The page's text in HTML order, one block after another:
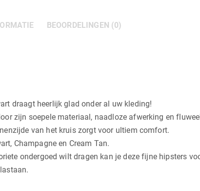
BEOORDELINGEN (0)
draagt heerlijk glad onder al uw kleding!
zijn soepele materiaal, naadloze afwerking en
van het kruis zorgt voor ultiem comfort.
Champagne en Cream Tan.
ondergoed wilt dragen kan je deze fijne hipsters